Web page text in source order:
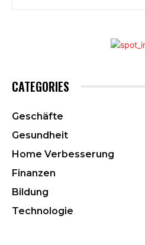
CATEGORIES
Geschäfte
Gesundheit
Home Verbesserung
Finanzen
Bildung
Technologie